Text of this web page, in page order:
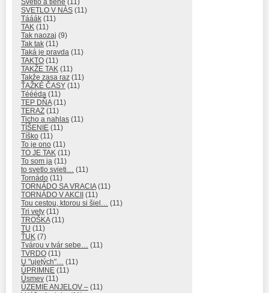
Svetlo a tiene (11)
SVETLO V NÁS (11)
Tááák (11)
TAK (11)
Tak naozaj (9)
Tak tak (11)
Taká je pravda (11)
TAKTO (11)
TAKŽE TAK (11)
Takže zasa raz (11)
ŤAŽKÉ ČASY (11)
Téééda (11)
TEP DŇA(11)
TERAZ (11)
Ticho a nahlas (11)
TÍŠENIE (11)
Tíško (11)
To je ono (11)
TO JE TAK (11)
To som ja (11)
to svetlo svieti… (11)
Tornádo (11)
TORNÁDO SA VRACIA(11)
TORNÁDO V AKCII
(11)
Tou cestou, ktorou si šiel… (11)
Tri vety (11)
TROŠKA(11)
TU (11)
ŤUK (7)
Tvárou v tvár sebe… (11)
TVRDO (11)
U "ujetých"… (11)
ÚPRIMNE (11)
Úsmev (11)
ÚZEMIE ANJELOV – (11)